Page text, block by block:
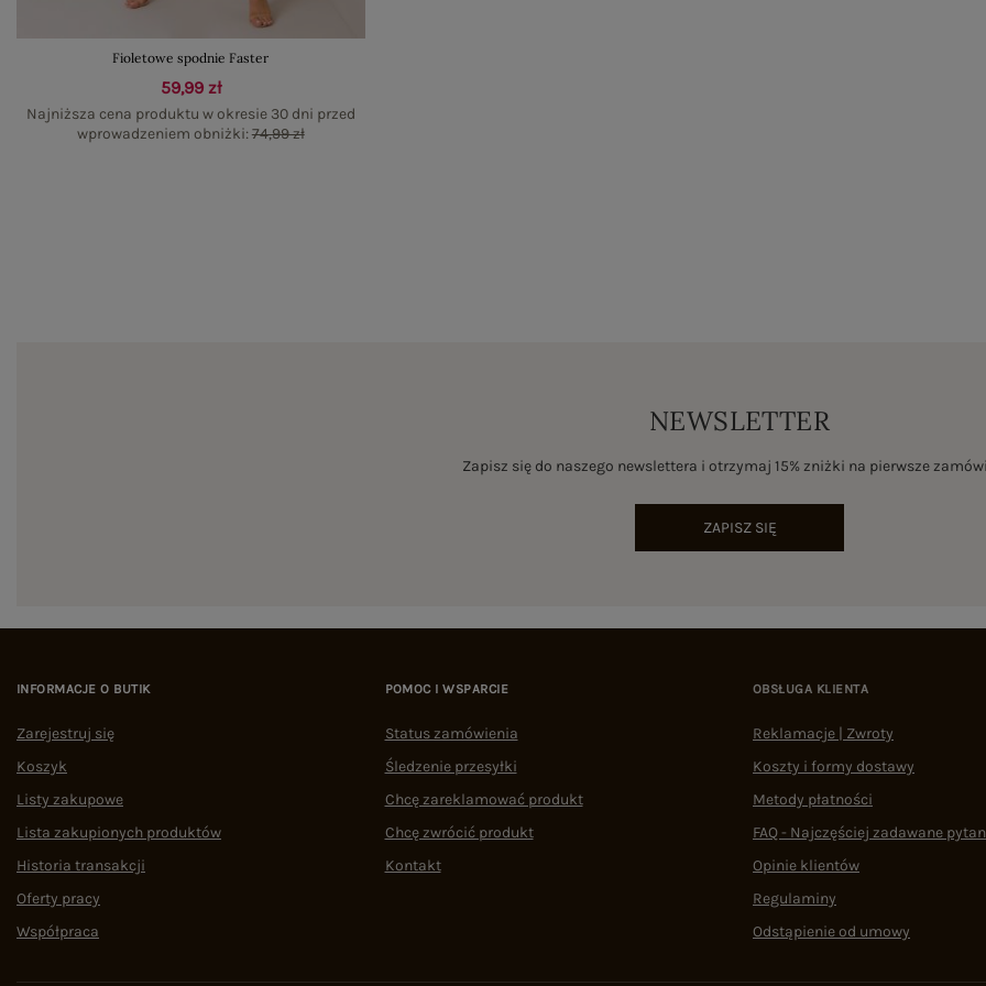
Fioletowe spodnie Faster
59,99 zł
Najniższa cena produktu w okresie 30 dni przed
wprowadzeniem obniżki:74,99 zł
NEWSLETTER
Zapisz się do naszego newslettera i otrzymaj 15% zniżki na pierwsze
ZAPISZ SIĘ
INFORMACJE O BUTIK
Zarejestruj się
Koszyk
Listy zakupowe
Lista zakupionych produktów
Historia transakcji
Oferty pracy
Współpraca
POMOC I WSPARCIE
Status zamówienia
Śledzenie przesyłki
Chcę zareklamować produkt
Chcę zwrócić produkt
Kontakt
OBSŁUGA KLIENTA
Reklamacje | Zwroty
Koszty i formy dostawy
Metody płatności
FAQ - Najczęściej zadawane
Opinie klientów
Regulaminy
Odstąpienie od umowy